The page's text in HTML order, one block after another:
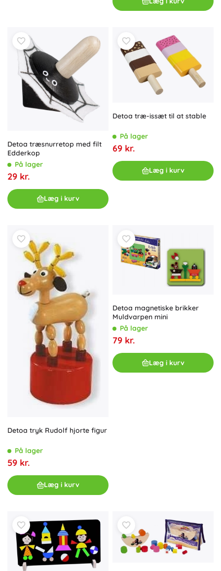
Detoa træsnurretop med filt
Edderkop
På lager
29 kr.
Læg i kurv
Detoa træ-issæt til at stable
På lager
69 kr.
Læg i kurv
Detoa tryk Rudolf hjorte figur
På lager
59 kr.
Læg i kurv
Detoa magnetiske brikker
Muldvarpen mini
På lager
79 kr.
Læg i kurv